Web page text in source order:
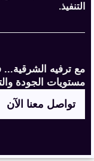
التنفيذ.
مع ترفيه
مستويات الجودة
تواصل معنا الآن